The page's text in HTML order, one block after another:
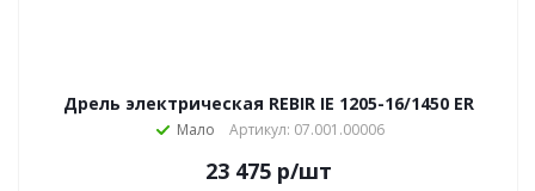
Дрель электрическая REBIR IE 1205-16/1450 ЕR
Мало Артикул: 07.001.00006
23 475 р/шт